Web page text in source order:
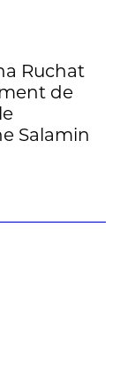
Ruchat
de
Salamin